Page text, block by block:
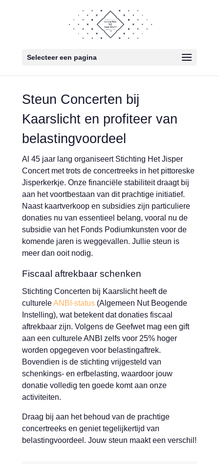
Selecteer een pagina
Steun Concerten bij
Kaarslicht en profiteer van
belastingvoordeel
Al 45 jaar lang organiseert Stichting Het Jisper
Concert met trots de concertreeks in het pittoreske
Jisperkerkje. Onze financiële stabiliteit draagt bij
aan het voortbestaan van dit prachtige initiatief.
Naast kaartverkoop en subsidies zijn particuliere
donaties nu van essentieel belang, vooral nu de
subsidie van het Fonds Podiumkunsten voor de
komende jaren is weggevallen. Jullie steun is
meer dan ooit nodig.
Fiscaal aftrekbaar schenken
Stichting Concerten bij Kaarslicht heeft de
cultureleANBI-status(Algemeen Nut Beogende
Instelling), wat betekent dat donaties fiscaal
aftrekbaar zijn. Volgens de Geefwet mag een gift
aan een culturele ANBI zelfs voor 25% hoger
worden opgegeven voor belastingaftrek.
Bovendien is de stichting vrijgesteld van
schenkings- en erfbelasting, waardoor jouw
donatie volledig ten goede komt aan onze
activiteiten.
Draag bij aan het behoud van de prachtige
concertreeks en geniet tegelijkertijd van
belastingvoordeel. Jouw steun maakt een verschil!